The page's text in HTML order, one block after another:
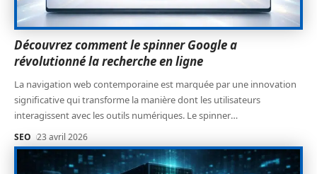
Découvrez comment le spinner Google a
révolutionné la recherche en ligne
La navigation web contemporaine est marquée par une innovation
significative qui transforme la manière dont les utilisateurs
interagissent avec les outils numériques. Le spinner…
SEO 23 avril 2026